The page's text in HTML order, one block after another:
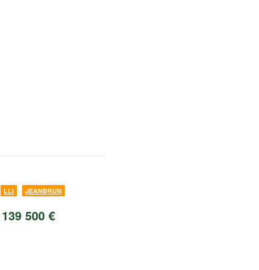
LLI JEANBRUN
139 500 €